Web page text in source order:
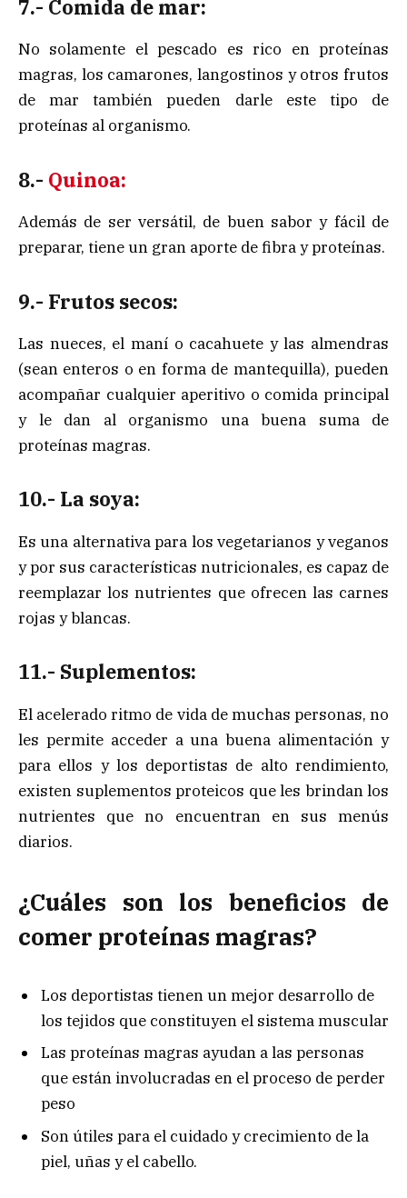
7.- Comida de mar:
No solamente el pescado es rico en proteínas
magras, los camarones, langostinos y otros frutos
de mar también pueden darle este tipo de
proteínas al organismo.
8.- Quinoa:
Además de ser versátil, de buen sabor y fácil de
preparar, tiene un gran aporte de fibra y proteínas.
9.- Frutos secos:
Las nueces, el maní o cacahuete y las almendras
(sean enteros o en forma de mantequilla), pueden
acompañar cualquier aperitivo o comida principal
y le dan al organismo una buena suma de
proteínas magras.
10.- La soya:
Es una alternativa para los vegetarianos y veganos
y por sus características nutricionales, es capaz de
reemplazar los nutrientes que ofrecen las carnes
rojas y blancas.
11.- Suplementos:
El acelerado ritmo de vida de muchas personas, no
les permite acceder a una buena alimentación y
para ellos y los deportistas de alto rendimiento,
existen suplementos proteicos que les brindan los
nutrientes que no encuentran en sus menús
diarios.
¿Cuáles son los beneficios de
comer proteínas magras?
Los deportistas tienen un mejor desarrollo de
los tejidos que constituyen el sistema muscular
Las proteínas magras ayudan a las personas
que están involucradas en el proceso de perder
peso
Son útiles para el cuidado y crecimiento de la
piel, uñas y el cabello.